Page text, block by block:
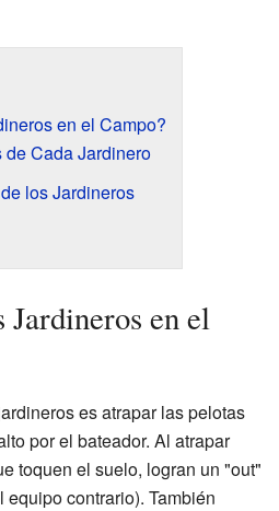
en el Campo?
Cada Jardinero
los Jardineros
Jardineros en el
es atrapar las pelotas
por el bateador. Al atrapar
toquen el suelo, logran un "out"
contrario). También